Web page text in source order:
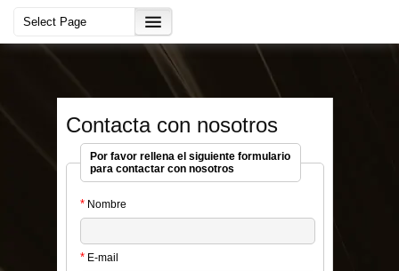
Contacta con nosotros
Por favor rellena el siguiente formulario
para contactar con nosotros
*Nombre
*E-mail